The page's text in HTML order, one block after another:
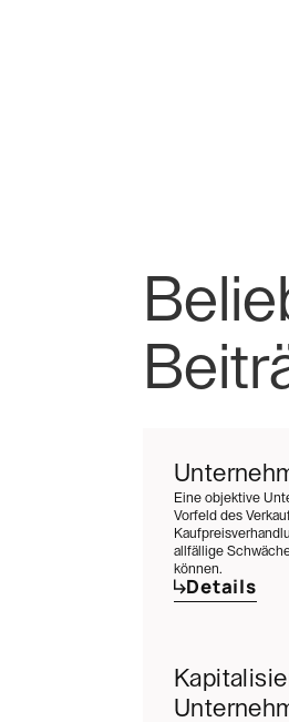
Eine objektive
Vorfeld des
allfällige
können.
Details